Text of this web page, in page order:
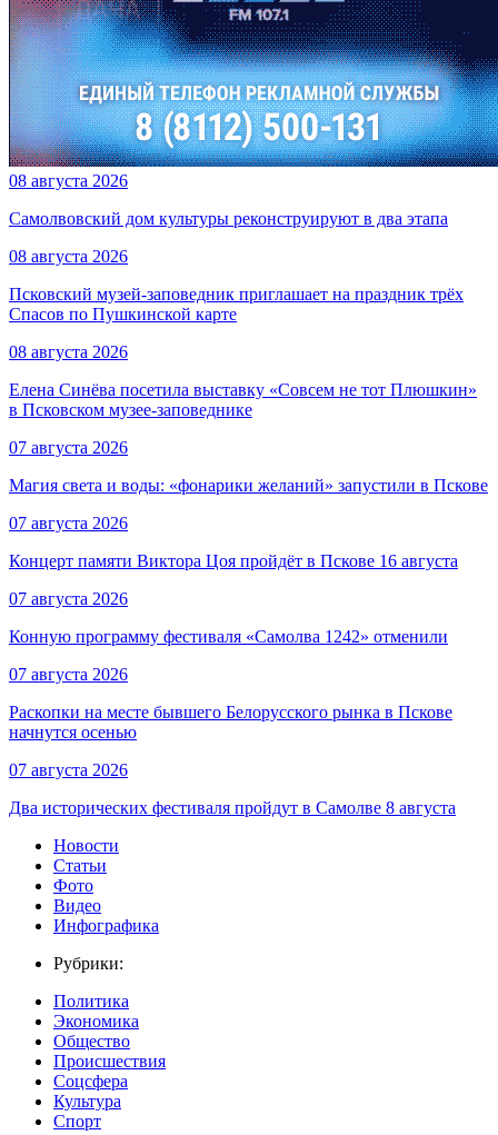
08 августа 2026
Самолвовский дом культуры реконструируют в два этапа
08 августа 2026
Псковский музей-заповедник приглашает на праздник трёх
Спасов по Пушкинской карте
08 августа 2026
Елена Синёва посетила выставку «Совсем не тот Плюшкин»
в Псковском музее-заповеднике
07 августа 2026
Магия света и воды: «фонарики желаний» запустили в Пскове
07 августа 2026
Концерт памяти Виктора Цоя пройдёт в Пскове 16 августа
07 августа 2026
Конную программу фестиваля «Самолва 1242» отменили
07 августа 2026
Раскопки на месте бывшего Белорусского рынка в Пскове
начнутся осенью
07 августа 2026
Два исторических фестиваля пройдут в Самолве 8 августа
Новости
Статьи
Фото
Видео
Инфографика
Рубрики:
Политика
Экономика
Общество
Происшествия
Соцсфера
Культура
Спорт